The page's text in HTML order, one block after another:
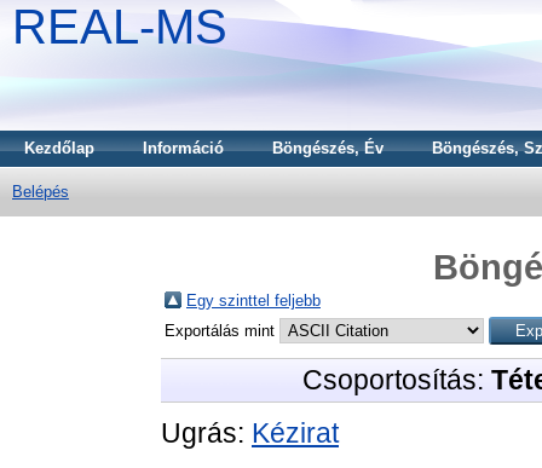
REAL-MS
Kezdőlap Információ Böngészés, Év Böngészés,
Belépés
Egy szinttel feljebb
Exportálás mint
Csoportosítás:
Ugrás: Kézirat